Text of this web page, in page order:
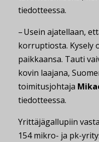
tiedotteessa.
– Usein ajatellaan,
korruptiosta. Kysely
paikkaansa. Tauti
kovin laajana,
toimitusjohtaja
tiedotteessa.
Yrittäjägallupiin
154 mikro- ja pk-